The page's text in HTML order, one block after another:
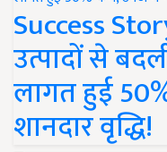
Success
उत्पादों से
लागत हुई
शानदार वृद्धि!